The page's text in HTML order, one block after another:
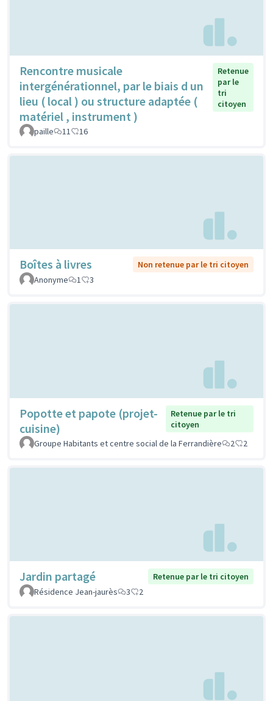
Rencontre musicale
intergénérationnel, par le biais d un
lieu ( local ) ou structure adaptée (
matériel , instrument )
Retenue
par le
tri
citoyen
paille 11 16
Boîtes à livres
Non retenue par le tri citoyen
Anonyme
1 3
Popotte et papote (projet-
cuisine)
Retenue par le tri
citoyen
Groupe Habitants et centre social de la Ferrandière
2 2
Jardin partagé
Retenue par le tri citoyen
Résidence Jean-jaurès
3 2